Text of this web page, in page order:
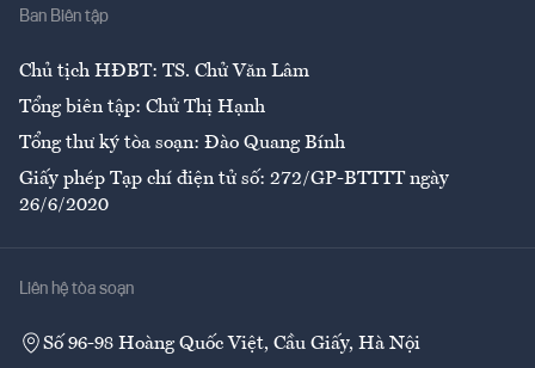
Ban Biên tập
Chủ tịch HĐBT: TS. Chử Văn Lâm
Tổng biên tập: Chử Thị Hạnh
Tổng thư ký tòa soạn: Đào Quang Bính
Giấy phép Tạp chí điện tử số: 272/GP-BTTTT ngày
26/6/2020
Liên hệ tòa soạn
Số 96-98 Hoàng Quốc Việt, Cầu Giấy, Hà Nội